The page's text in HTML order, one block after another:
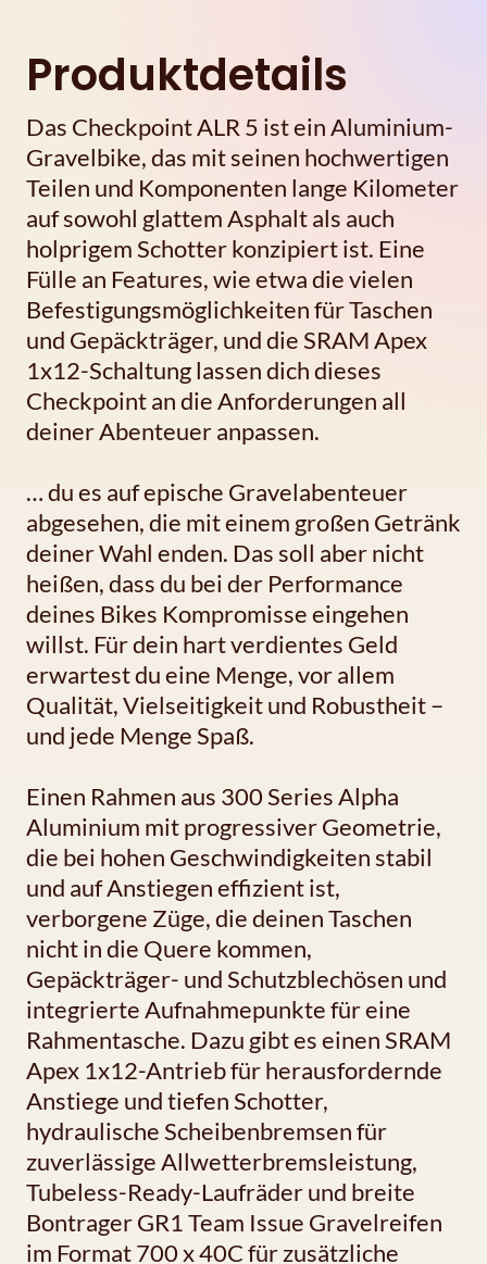
Produktdetails
Das Checkpoint ALR 5 ist ein Aluminium-
Gravelbike, das mit seinen hochwertigen
Teilen und Komponenten lange Kilometer
auf sowohl glattem Asphalt als auch
holprigem Schotter konzipiert ist. Eine
Fülle an Features, wie etwa die vielen
Befestigungsmöglichkeiten für Taschen
und Gepäckträger, und die SRAM Apex
1x12-Schaltung lassen dich dieses
Checkpoint an die Anforderungen all
deiner Abenteuer anpassen.
… du es auf epische Gravelabenteuer
abgesehen, die mit einem großen Getränk
deiner Wahl enden. Das soll aber nicht
heißen, dass du bei der Performance
deines Bikes Kompromisse eingehen
willst. Für dein hart verdientes Geld
erwartest du eine Menge, vor allem
Qualität, Vielseitigkeit und Robustheit –
und jede Menge Spaß.
Einen Rahmen aus 300 Series Alpha
Aluminium mit progressiver Geometrie,
die bei hohen Geschwindigkeiten stabil
und auf Anstiegen effizient ist,
verborgene Züge, die deinen Taschen
nicht in die Quere kommen,
Gepäckträger- und Schutzblechösen und
integrierte Aufnahmepunkte für eine
Rahmentasche. Dazu gibt es einen SRAM
Apex 1x12-Antrieb für herausfordernde
Anstiege und tiefen Schotter,
hydraulische Scheibenbremsen für
zuverlässige Allwetterbremsleistung,
Tubeless-Ready-Laufräder und breite
Bontrager GR1 Team Issue Gravelreifen
im Format 700 x 40C für zusätzliche